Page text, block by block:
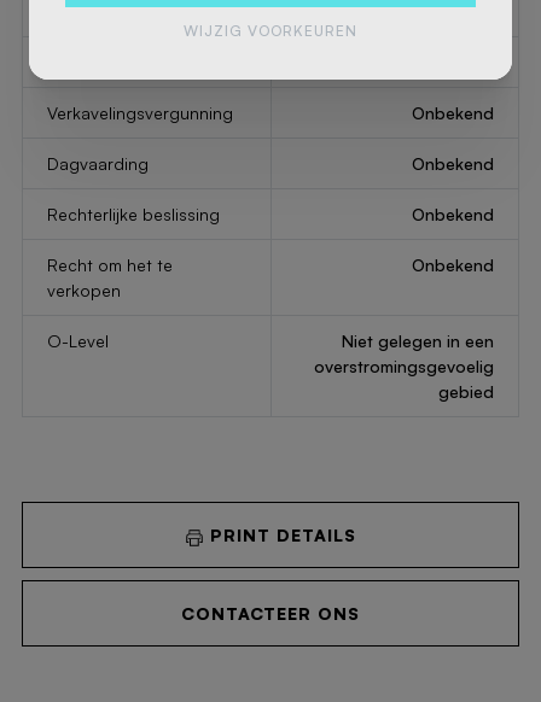
Bestemming stedenbouw Onbekend
Verkavelingsvergunning Onbekend
Dagvaarding Onbekend
Rechterlijke beslissing Onbekend
Recht om het te
verkopen
Onbekend
O-Level
Niet gelegen in een
overstromingsgevoelig
gebied
PRINT DETAILS
CONTACTEER ONS
WIJZIG VOORKEUREN